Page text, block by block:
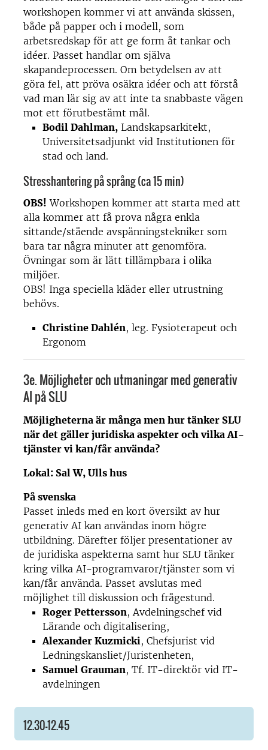
workshopen kommer vi att använda skissen,
både på papper och i modell, som
arbetsredskap för att ge form åt tankar och
idéer. Passet handlar om själva
skapandeprocessen. Om betydelsen av att
göra fel, att pröva osäkra idéer och att förstå
vad man lär sig av att inte ta snabbaste vägen
mot ett förutbestämt mål.
Bodil Dahlman, Landskapsarkitekt,
Universitetsadjunkt vid Institutionen för
stad och land.
Stresshantering på språng (ca 15 min)
OBS! Workshopen kommer att starta med att
alla kommer att få prova några enkla
sittande/stående avspänningstekniker som
bara tar några minuter att genomföra.
Övningar som är lätt tillämpbara i olika
miljöer.
OBS! Inga speciella kläder eller utrustning
behövs.
Christine Dahlén, leg. Fysioterapeut och
Ergonom
3e. Möjligheter och utmaningar med generativ
AI på SLU
Möjligheterna är många men hur tänker SLU
när det gäller juridiska aspekter och vilka AI-
tjänster vi kan/får använda?
Lokal: Sal W, Ulls hus
På svenska
Passet inleds med en kort översikt av hur
generativ AI kan användas inom högre
utbildning. Därefter följer presentationer av
de juridiska aspekterna samt hur SLU tänker
kring vilka AI-programvaror/tjänster som vi
kan/får använda. Passet avslutas med
möjlighet till diskussion och frågestund.
Roger Pettersson, Avdelningschef vid
Lärande och digitalisering,
Alexander Kuzmicki, Chefsjurist vid
Ledningskansliet/Juristenheten,
Samuel Grauman, Tf. IT-direktör vid IT-
avdelningen
12.30–12.45